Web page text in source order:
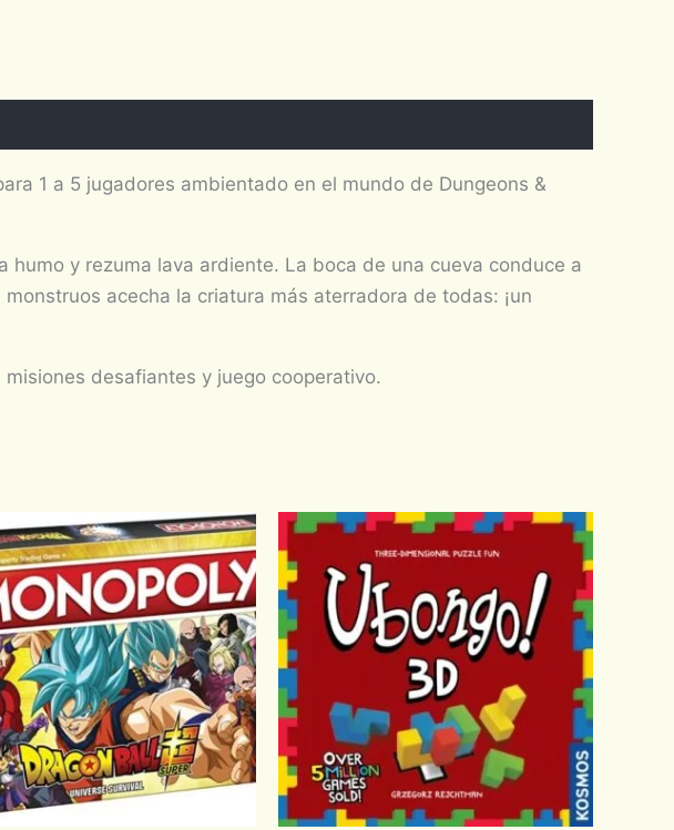
1 a 5 jugadores ambientado en el mundo de Dungeons &
y rezuma lava ardiente. La boca de una cueva conduce a
acecha la criatura más aterradora de todas: ¡un
desafiantes y juego cooperativo.